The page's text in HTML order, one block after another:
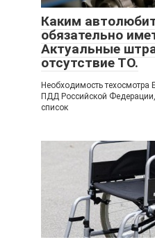
Каким
обязательно
Актуальные
отсутствие ТО.
Необходимость техосмотра
ПДД Российской
список